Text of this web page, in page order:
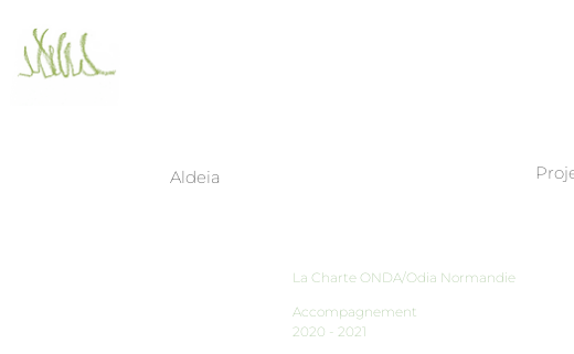
Aldeia
La Charte ONDA/Odia Normandie
Accompagnement
2020 - 2021